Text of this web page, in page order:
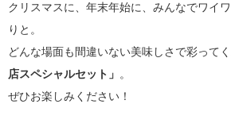
クリスマスに、年末年始に、みんなでワイ
りと。
どんな場面も間違いない美味しさで彩って
店スペシャルセット」 。
ぜひお楽しみください！